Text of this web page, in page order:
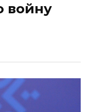
войну